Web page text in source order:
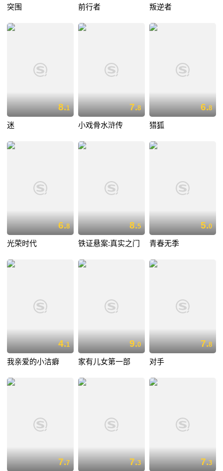
突围 前行者 叛逆者
8.1
迷
7.8
小戏骨水浒传
6.8
猎狐
6.8
光荣时代
8.5
铁证悬案:真实之门
5.0
青春无季
4.1
我亲爱的小洁癖
9.0
家有儿女第一部
7.8
对手
7.7 7.3 7.3